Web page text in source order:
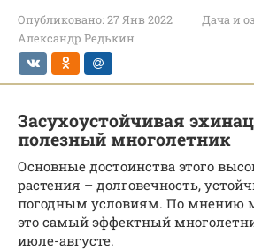
Опубликовано: 27 Янв 2022
Дача и
Александр Редькин
Засухоустойчивая
полезный многолетник
Основные достоинства этого
растения – долговечность,
погодным условиям. По мнению
это самый эффектный
июле-августе.